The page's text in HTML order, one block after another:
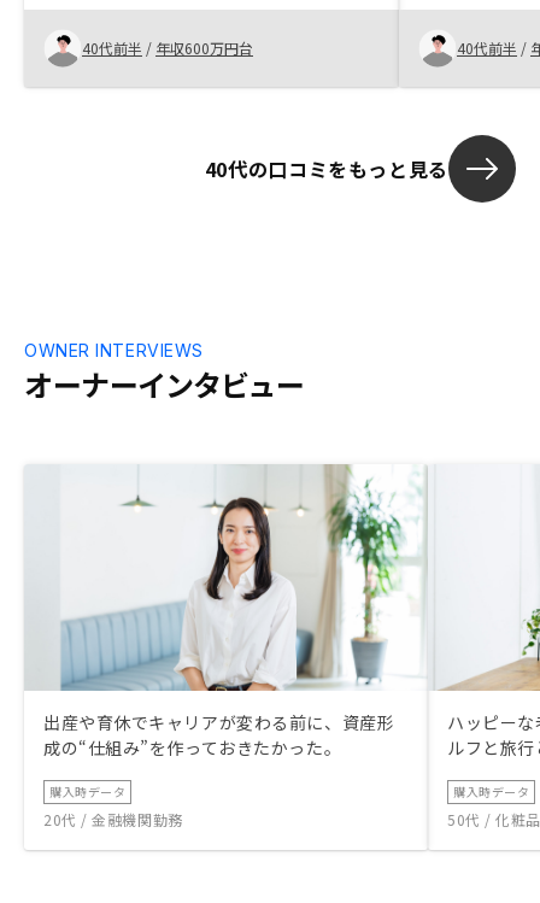
40代前半 / 年収600万円台
こちらも迷わ
ないリスクを
固定資産税や
レーションが
40代前半 /
40代の口コミをもっと見る
オーナーインタビュー
OWNER INTERVIEWS
出産や育休でキャリアが変わる前に、資産形
成の“仕組み”を作っておきたかった。
購入時データ
20代 / 金融機関勤務
ハッピー
ルフと旅
購入時データ
50代 / 化粧